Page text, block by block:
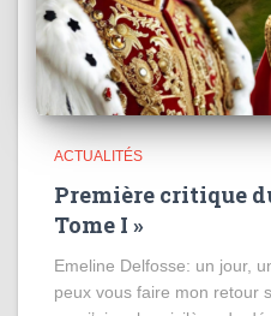
ACTUALITÉS
Première critique
Tome I »
Emeline Delfosse: un jour,
peux vous faire mon retour